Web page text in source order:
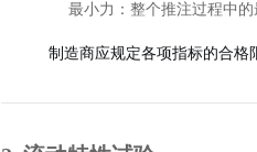
最小力：整个推注过程中的
制造商应规定各项指标的合格